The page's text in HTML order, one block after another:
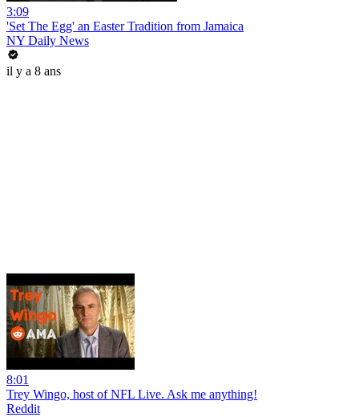
3:09
'Set The Egg' an Easter Tradition from Jamaica
NY Daily News
il y a 8 ans
8:01
Trey Wingo, host of NFL Live. Ask me anything!
Reddit